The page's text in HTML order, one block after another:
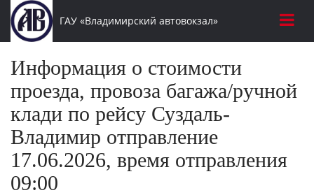
ГАУ «Владимирский автовокзал»
Информация о стоимости
проезда, провоза багажа/ручной
клади по рейсу Суздаль-
Владимир отправление
17.06.2026, время отправления
09:00